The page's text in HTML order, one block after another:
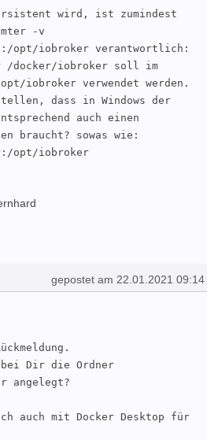
deine Unterstützung
wird, ist zumindest
-v
opt/iobroker verantwortlich:
/docker/iobroker soll im
iobroker verwendet werden.
dass in Windows der
auch einen
braucht? sowas wie:
opt/iobroker
gepostet am 22.01.2021 09:14
bei Dir die Ordner
angelegt?
auch mit Docker Desktop für